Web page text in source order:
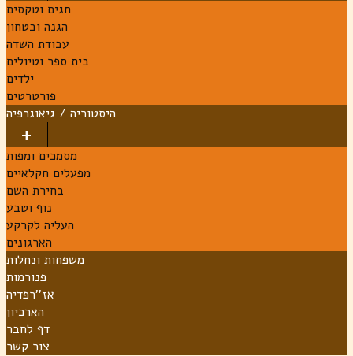
חגים וטקסים
הגנה ובטחון
עבודת השדה
בית ספר וטיולים
ילדים
פורטרטים
היסטוריה / גיאוגרפיה
מסמכים ומפות
מפעלים חקלאיים
בחירת השם
נוף וטבע
העליה לקרקע
הארגונים
משפחות ונחלות
פנורמות
אז''רפדיה
הארכיון
דף לחבר
צור קשר